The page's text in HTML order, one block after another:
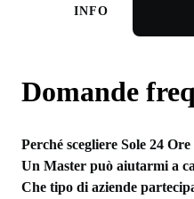
INFO
Domande
Perché scegliere Sole 24
Un Master può aiutarmi a
Che tipo di aziende